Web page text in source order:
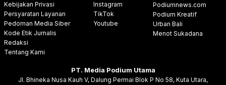
Kebijakan Privasi
Persyaratan Layanan
Pedoman Media Siber
Kode Etik Jurnalis
Redaksi
Tentang Kami
Instagram
TikTok
Youtube
Podiumnews.com
Podium Kreatif
Urban Bali
Menot Sukadana
PT. Media Podium Utama
Jl. Bhineka Nusa Kauh V, Dalung Permai Blok P No 58, Kuta Utara,